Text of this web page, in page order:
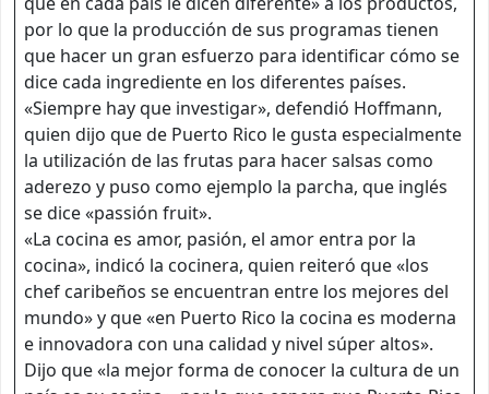
por lo que la producción de sus programas tienen
que hacer un gran esfuerzo para identificar cómo se
dice cada ingrediente en los diferentes países.
«Siempre hay que investigar», defendió Hoffmann,
quien dijo que de Puerto Rico le gusta especialmente
la utilización de las frutas para hacer salsas como
aderezo y puso como ejemplo la parcha, que inglés
se dice «passión fruit».
«La cocina es amor, pasión, el amor entra por la
cocina», indicó la cocinera, quien reiteró que «los
chef caribeños se encuentran entre los mejores del
mundo» y que «en Puerto Rico la cocina es moderna
e innovadora con una calidad y nivel súper altos».
Dijo que «la mejor forma de conocer la cultura de un